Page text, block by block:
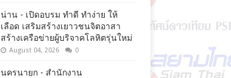
น่าน - เปิดอบรม ทำดี ทำง่าย ให้
เลือด เสริมสร้างเยาวชนจิตอาสา
สร้างเครือข่ายผู้บริจาคโลหิตรุ่นใหม่
August 04, 2026 0
นครนายก - สำนักงาน